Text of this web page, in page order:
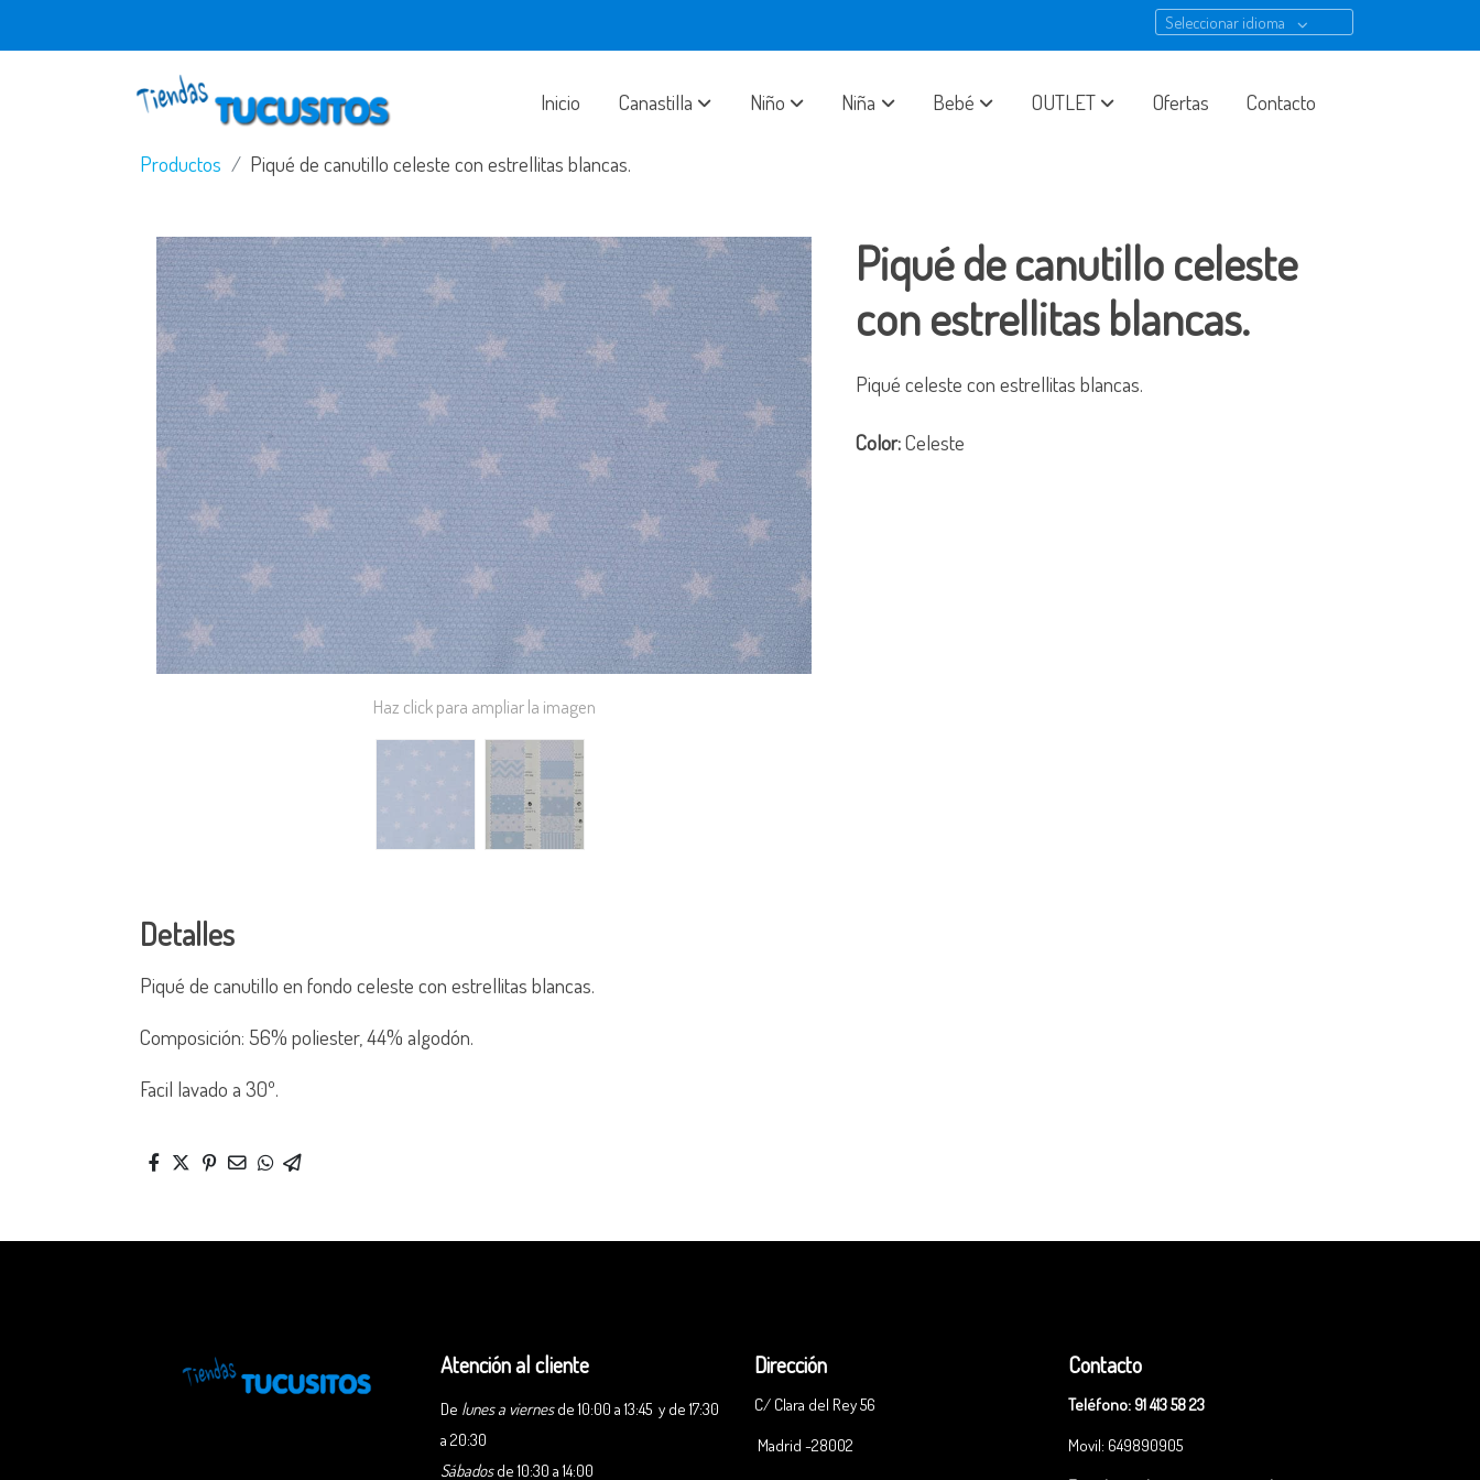
Seleccionar idioma
Inicio Canastilla Niño Niña Bebé OUTLET Ofertas Contacto
Productos Piqué de canutillo celeste con estrellitas blancas.
Haz click para ampliar la imagen
Detalles
Piqué de canutillo en fondo celeste con estrellitas blancas.
Composición: 56% poliester, 44% algodón.
Facil lavado a 30º.
Piqué de canutillo celeste
con estrellitas blancas.
Piqué celeste con estrellitas blancas.
Color:Celeste
Atención al cliente
De lunes a viernesde 10:00 a 13:45 y de 17:30
a 20:30
Sábadosde 10:30 a 14:00
Dirección
C/ Clara del Rey 56
Madrid -28002
Contacto
Teléfono:91 413 58 23
Movil: 649890905